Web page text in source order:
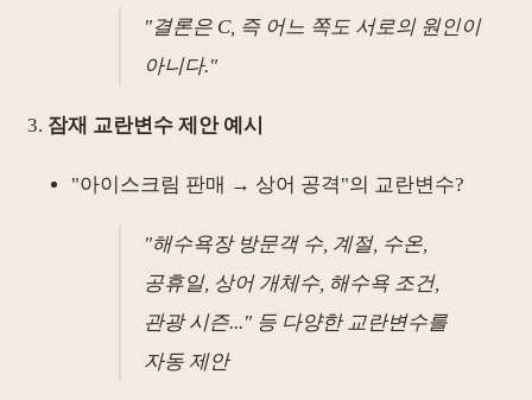
"결론은 C, 즉 어느 쪽도 서로의 원인이
아니다."
잠재 교란변수 제안 예시
"아이스크림 판매 → 상어 공격"의 교란변수?
"해수욕장 방문객 수, 계절, 수온,
공휴일, 상어 개체수, 해수욕 조건,
관광 시즌..." 등 다양한 교란변수를
자동 제안